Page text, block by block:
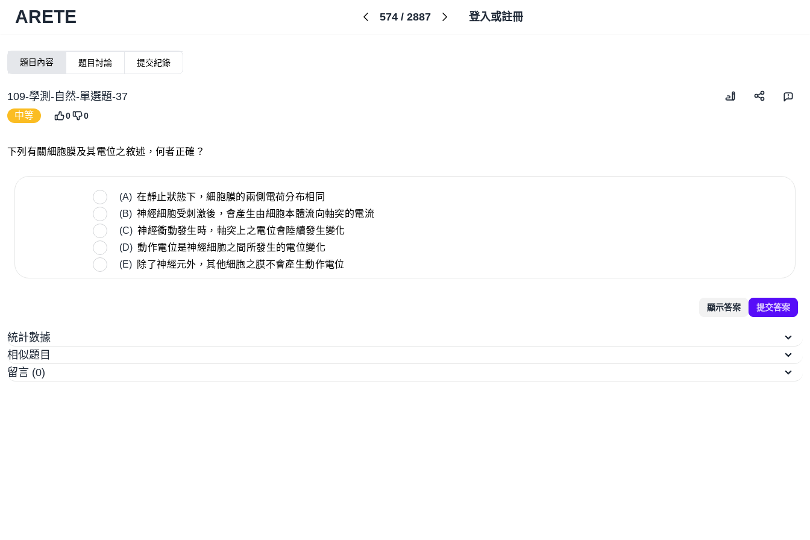
ARETE 574/ 2887 登入或註冊
題目內容 題目討論 提交紀錄
109-學測-自然-單選題-37
中等 0 0
下列有關細胞膜及其電位之敘述，何者正確？
(A) 在靜止狀態下，細胞膜的兩側電荷分布相同
(B) 神經細胞受刺激後，會產生由細胞本體流向軸突的電流
(C) 神經衝動發生時，軸突上之電位會陸續發生變化
(D) 動作電位是神經細胞之間所發生的電位變化
(E) 除了神經元外，其他細胞之膜不會產生動作電位
顯示答案 提交答案
統計數據
相似題目
留言 (0)